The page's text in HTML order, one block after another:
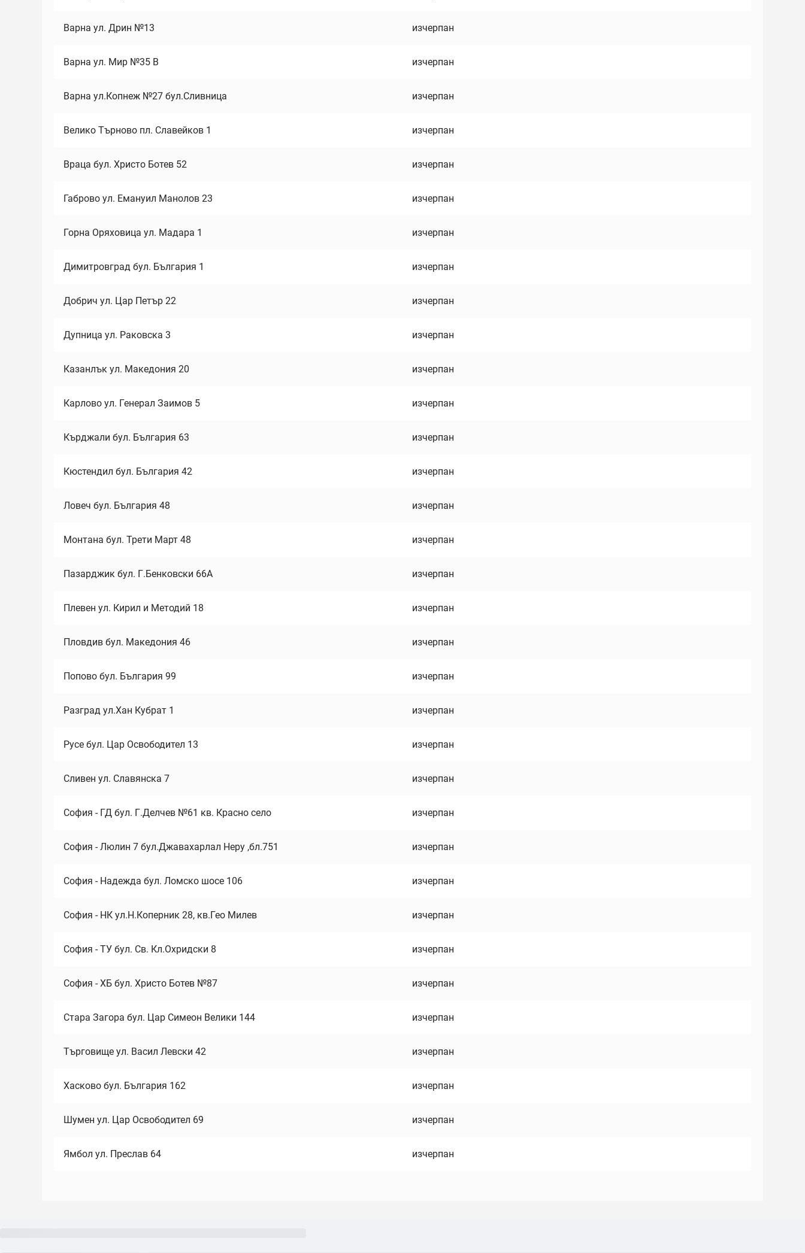
Варна ул. Дрин №13 изчерпан
Варна ул. Мир №35 В изчерпан
Варна ул.Копнеж №27 бул.Сливница изчерпан
Велико Търново пл. Славейков 1 изчерпан
Враца бул. Христо Ботев 52 изчерпан
Габрово ул. Емануил Манолов 23 изчерпан
Горна Оряховица ул. Мадара 1 изчерпан
Димитровград бул. България 1 изчерпан
Добрич ул. Цар Петър 22 изчерпан
Дупница ул. Раковска 3 изчерпан
Казанлък ул. Македония 20 изчерпан
Карлово ул. Генерал Заимов 5 изчерпан
Кърджали бул. България 63 изчерпан
Кюстендил бул. България 42 изчерпан
Ловеч бул. България 48 изчерпан
Монтана бул. Трети Март 48 изчерпан
Пазарджик бул. Г.Бенковски 66А изчерпан
Плевен ул. Кирил и Методий 18 изчерпан
Пловдив бул. Македония 46 изчерпан
Попово бул. България 99 изчерпан
Разград ул.Хан Кубрат 1 изчерпан
Русе бул. Цар Освободител 13 изчерпан
Сливен ул. Славянска 7 изчерпан
София - ГД бул. Г.Делчев №61 кв. Красно село изчерпан
София - Люлин 7 бул.Джавахарлал Неру ,бл.751 изчерпан
София - Надежда бул. Ломско шосе 106 изчерпан
София - НК ул.Н.Коперник 28, кв.Гео Милев изчерпан
София - ТУ бул. Св. Кл.Охридски 8 изчерпан
София - ХБ бул. Христо Ботев №87 изчерпан
Стара Загора бул. Цар Симеон Велики 144 изчерпан
Търговище ул. Васил Левски 42 изчерпан
Хасково бул. България 162 изчерпан
Шумен ул. Цар Освободител 69 изчерпан
Ямбол ул. Преслав 64 изчерпан